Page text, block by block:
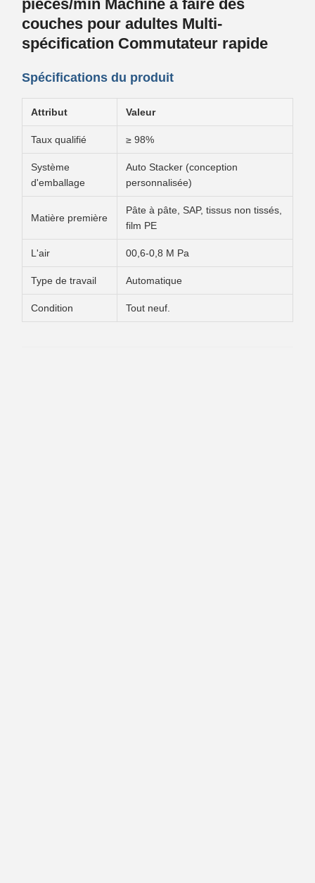
pièces/min Machine à faire des
couches pour adultes Multi-
spécification Commutateur rapide
Spécifications du produit
Attribut Valeur
Taux qualifié ≥ 98%
Système
d'emballage
Auto Stacker (conception
personnalisée)
Matière première
Pâte à pâte, SAP, tissus non tissés,
film PE
L'air 00,6-0,8 M Pa
Type de travail Automatique
Condition Tout neuf.